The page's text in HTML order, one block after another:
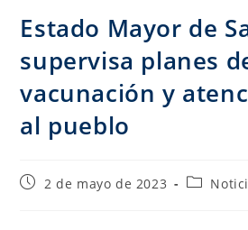
Estado Mayor de
supervisa planes
vacunación y
al pueblo
2 de mayo de 2023